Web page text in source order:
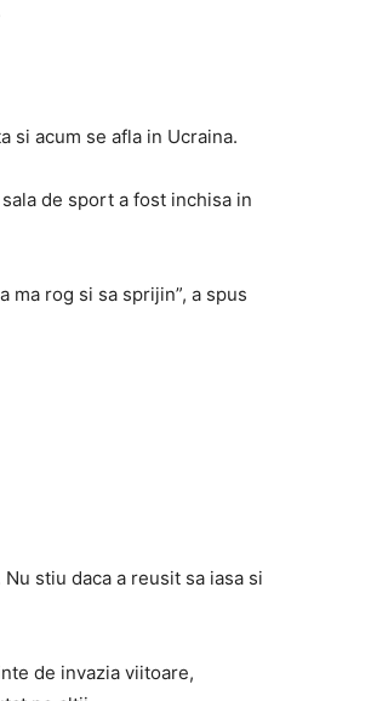
si acum se afla in Ucraina.
de sport a fost inchisa in
ma rog si sa sprijin”, a spus
Nu stiu daca a reusit sa iasa si
de invazia viitoare,